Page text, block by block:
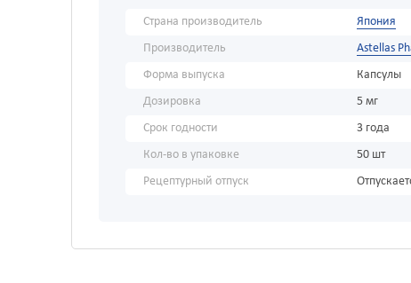
Страна производитель
Япония
Производитель
Astellas
Форма выпуска
Капсулы
Дозировка
5 мг
Срок годности
3 года
Кол-во в упаковке
50 шт
Рецептурный отпуск